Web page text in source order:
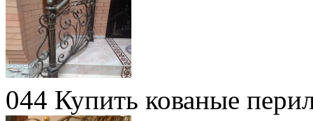
044 Купить кованые